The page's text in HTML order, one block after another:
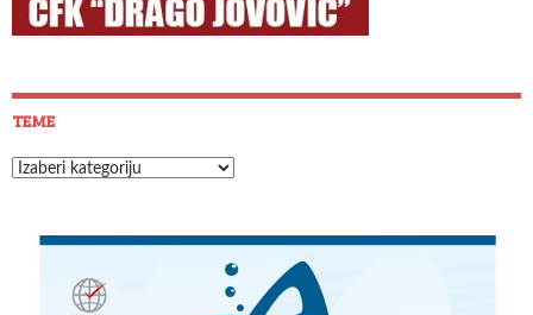
TEME
Teme